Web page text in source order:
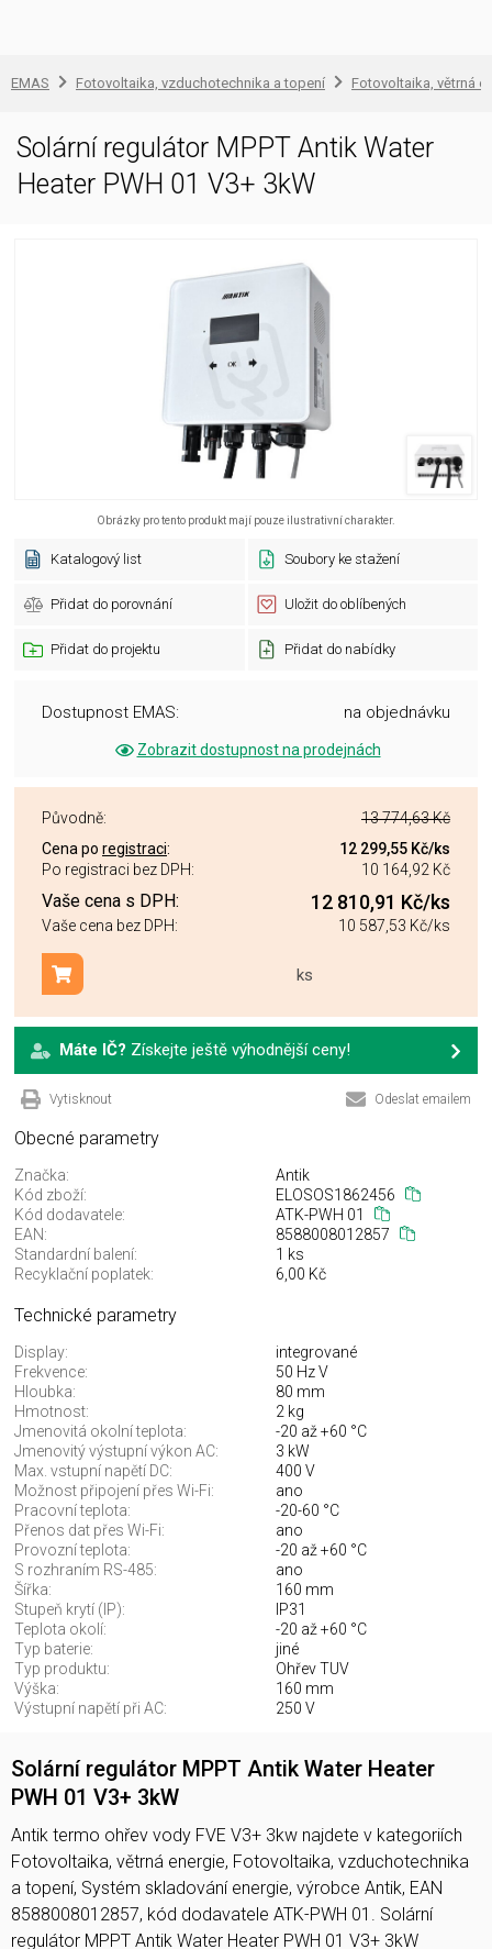
EMAS Fotovoltaika, vzduchotechnika a topení Fotovoltaika, větrná
Solární regulátor MPPT Antik Water
Heater PWH 01 V3+ 3kW
Obrázky pro tento produkt mají pouze ilustrativní charakter.
Katalogový list Soubory ke stažení
Přidat do porovnání Uložit do oblíbených
Přidat do projektu Přidat do nabídky
Dostupnost EMAS: na objednávku
Zobrazit dostupnost na prodejnách
Původně:
13 774,63 Kč
Cena po registraci: 12 299,55 Kč/ks
Po registraci bez DPH:
10 164,92 Kč
Vaše cena s DPH: 12 810,91 Kč/ks
Vaše cena bez DPH: 10 587,53 Kč/ks
ks
Přidat do košíku
Máte IČ? Získejte ještě výhodnější ceny!
Vytisknout Odeslat emailem
Obecné parametry
Značka:
Antik
Kód zboží:
ELOSOS1862456
Kód dodavatele:
ATK-PWH 01
EAN:
8588008012857
Standardní balení:
1 ks
Recyklační poplatek:
6,00 Kč
Technické parametry
Display:
integrované
Frekvence:
50 Hz V
Hloubka:
80 mm
Hmotnost:
2 kg
Jmenovitá okolní teplota:
-20 až +60 °C
Jmenovitý výstupní výkon AC:
3 kW
Max. vstupní napětí DC:
400 V
Možnost připojení přes Wi-Fi:
ano
Pracovní teplota:
-20-60 °C
Přenos dat přes Wi-Fi:
ano
Provozní teplota:
-20 až +60 °C
S rozhraním RS-485:
ano
Šířka:
160 mm
Stupeň krytí (IP):
IP31
Teplota okolí:
-20 až +60 °C
Typ baterie:
jiné
Typ produktu:
Ohřev TUV
Výška:
160 mm
Výstupní napětí při AC:
250 V
Solární regulátor MPPT Antik Water Heater
PWH 01 V3+ 3kW
Antik termo ohřev vody FVE V3+ 3kw najdete v kategoriích
Fotovoltaika, větrná energie, Fotovoltaika, vzduchotechnika
a topení, Systém skladování energie, výrobce Antik, EAN
8588008012857, kód dodavatele ATK-PWH 01. Solární
regulátor MPPT Antik Water Heater PWH 01 V3+ 3kW